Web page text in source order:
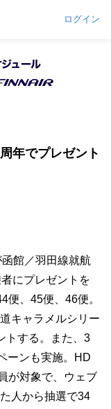
ログイン
年でプレゼント
館／羽田線就航
にプレゼントを
便、45便、46便。
キャラメルシリー
トする。また、3
ーンも実施。HD
が対象で、ウェブ
人から抽選で34